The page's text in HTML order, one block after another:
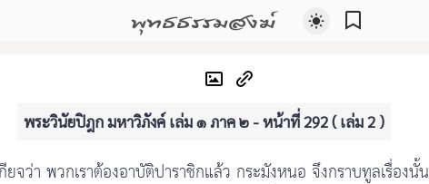
พุทธธรรมสงฆ์
พระวินัยปิฎก มหาวิภังค์ เล่ม ๑ ภาค ๒ - หน้าที่ 292 ( เล่ม 2 )
ยจว่า พวกเราต้องอาบัติปาราชิกแล้ว กระมังหนอ จึงกราบทูลเรื่องนั้น